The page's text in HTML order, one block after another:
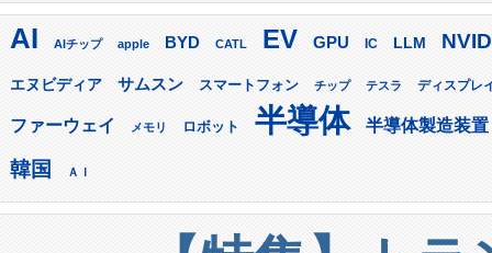
AI AIチップ apple BYD CATL EV GPU IC LLM
エヌビディア サムスン スマートフォン チップ テスラ ディスプレ
ファーウェイ メモリ ロボット 半導体 半導体製造装置
韓国 ＡＩ